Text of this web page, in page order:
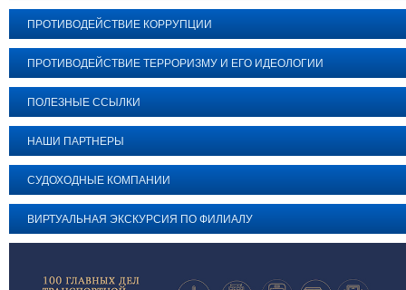
ПРОТИВОДЕЙСТВИЕ КОРРУПЦИИ
ПРОТИВОДЕЙСТВИЕ ТЕРРОРИЗМУ И ЕГО ИДЕОЛОГИИ
ПОЛЕЗНЫЕ ССЫЛКИ
НАШИ ПАРТНЕРЫ
СУДОХОДНЫЕ КОМПАНИИ
ВИРТУАЛЬНАЯ ЭКСКУРСИЯ ПО ФИЛИАЛУ